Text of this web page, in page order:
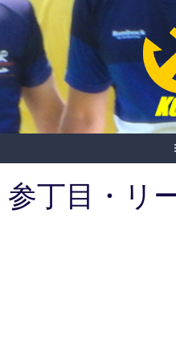
Skip
content
参丁目・リ